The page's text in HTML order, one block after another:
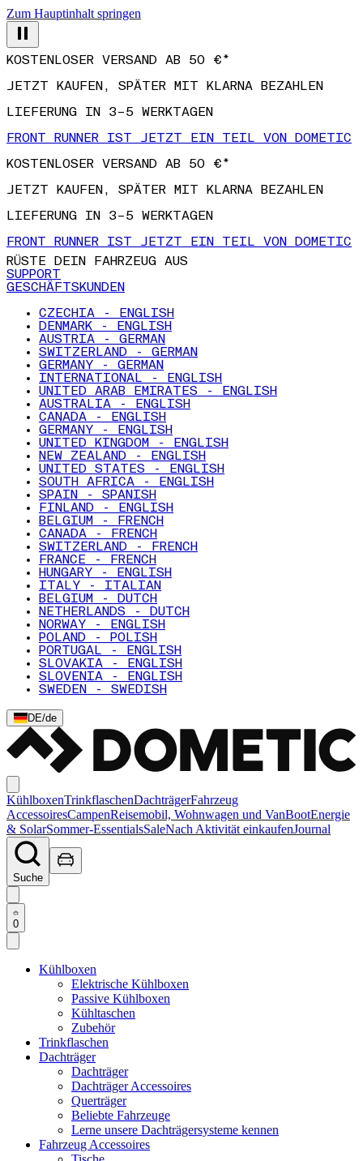
Zum Hauptinhalt springen
JETZT KAUFEN, SPÄTER MIT KLARNA BEZAHLEN
LIEFERUNG IN 3–5 WERKTAGEN
FRONT RUNNER IST JETZT EIN TEIL VON DOMETIC
KOSTENLOSER VERSAND AB 50 €*
JETZT KAUFEN, SPÄTER MIT KLARNA BEZAHLEN
LIEFERUNG IN 3–5 WERKTAGEN
FRONT RUNNER IST JETZT EIN TEIL VON DOMETIC
RÜSTE DEIN FAHRZEUG AUS
SUPPORT
GESCHÄFTSKUNDEN
CZECHIA - ENGLISH
DENMARK - ENGLISH
AUSTRIA - GERMAN
SWITZERLAND - GERMAN
GERMANY - GERMAN
INTERNATIONAL - ENGLISH
UNITED ARAB EMIRATES - ENGLISH
AUSTRALIA - ENGLISH
CANADA - ENGLISH
GERMANY - ENGLISH
UNITED KINGDOM - ENGLISH
NEW ZEALAND - ENGLISH
UNITED STATES - ENGLISH
SOUTH AFRICA - ENGLISH
SPAIN - SPANISH
FINLAND - ENGLISH
BELGIUM - FRENCH
CANADA - FRENCH
SWITZERLAND - FRENCH
FRANCE - FRENCH
HUNGARY - ENGLISH
ITALY - ITALIAN
BELGIUM - DUTCH
NETHERLANDS - DUTCH
NORWAY - ENGLISH
POLAND - POLISH
PORTUGAL - ENGLISH
SLOVAKIA - ENGLISH
SLOVENIA - ENGLISH
SWEDEN - SWEDISH
DE/de
KühlboxenTrinkflaschenDachträgerFahrzeug
AccessoiresCampenReisemobil, Wohnwagen und VanBootEnergie
& SolarSommer-EssentialsSaleNach Aktivität einkaufenJournal
Suche
0
Kühlboxen
Elektrische Kühlboxen
Passive Kühlboxen
Kühltaschen
Zubehör
Trinkflaschen
Dachträger
Dachträger
Dachträger Accessoires
Querträger
Beliebte Fahrzeuge
Lerne unsere Dachträgersysteme kennen
Fahrzeug Accessoires